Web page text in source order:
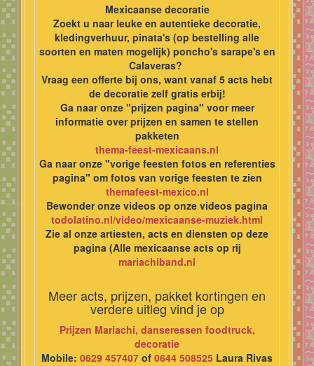
Mexicaanse decoratie
Zoekt u naar leuke en autentieke decoratie,
kledingverhuur, pinata's (op bestelling alle
soorten en maten mogelijk) poncho's sarape's en
Calaveras?
Vraag een offerte bij ons, want vanaf 5 acts hebt
de decoratie zelf gratis erbij!
Ga naar onze "prijzen pagina" voor meer
informatie over prijzen en samen te stellen
pakketen
thema-feest-mexicaans.nl
Ga naar onze "vorige feesten fotos en referenties
pagina" om fotos van vorige feesten te zien
themafeest-mexico.nl
Bewonder onze videos op onze videos pagina
todolatino.nl/video/mexicaanse-muziek.html
Zie al onze artiesten, acts en diensten op deze
pagina (Alle mexicaanse acts op rij
mariachiband.nl
Meer acts, prijzen, pakket kortingen en
verdere uitleg vind je op
Prijzen Mariachi, danseressen foodtruck,
decoratie
Mobile: 0629 457407 of 0644 508525 Laura Rivas